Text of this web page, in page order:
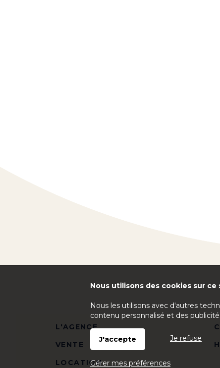
L'AGENCE
VENTE
LOCATION
Nous utilisons des cookies sur
Nous les utilisons avec d'autres
contenu personnalisé et des
J'accepte Je refuse
Gérer mes préférences